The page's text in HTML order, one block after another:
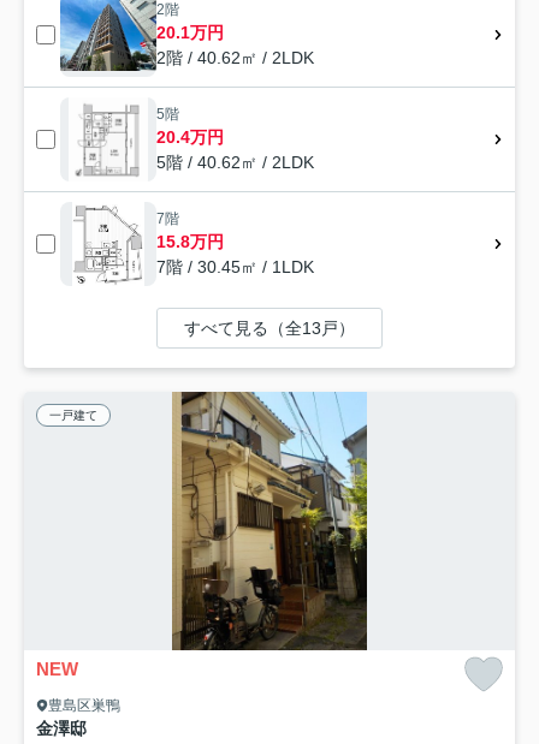
2階
20.1万円
2階 / 40.62㎡ / 2LDK
5階
20.4万円
5階 / 40.62㎡ / 2LDK
7階
15.8万円
7階 / 30.45㎡ / 1LDK
すべて見る（全13戸）
一戸建て
NEW
豊島区巣鴨
金澤邸